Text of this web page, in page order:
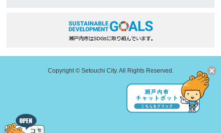
Copyright © Setouchi City. All Rights Reserved.